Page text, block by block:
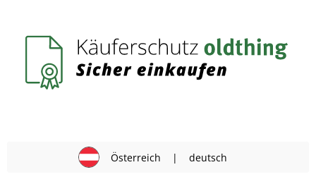
Österreich | deutsch